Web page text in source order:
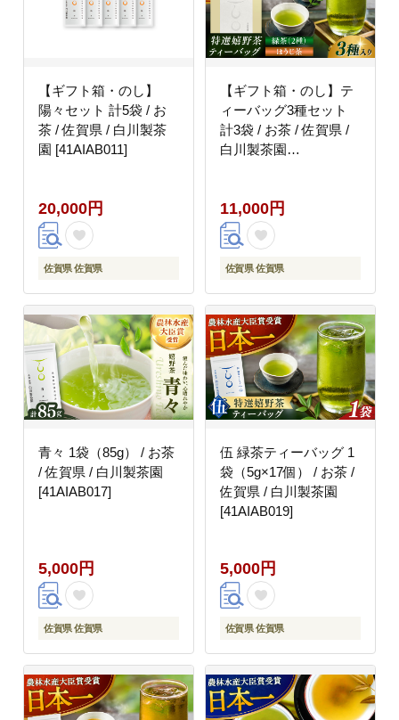
【ギフト箱・のし】
陽々セット 計5袋 / お
茶 / 佐賀県 / 白川製茶
園 [41AIAB011]
20,000円
佐賀県 佐賀県
【ギフト箱・のし】テ
ィーバッグ3種セット
計3袋 / お茶 / 佐賀県 /
白川製茶園
11,000円
佐賀県 佐賀県
青々 1袋（85g） / お茶
/ 佐賀県 / 白川製茶園
[41AIAB017]
5,000円
佐賀県 佐賀県
伍 緑茶ティーバッグ 1
袋（5g×17個） / お茶 /
佐賀県 / 白川製茶園
[41AIAB019]
5,000円
佐賀県 佐賀県